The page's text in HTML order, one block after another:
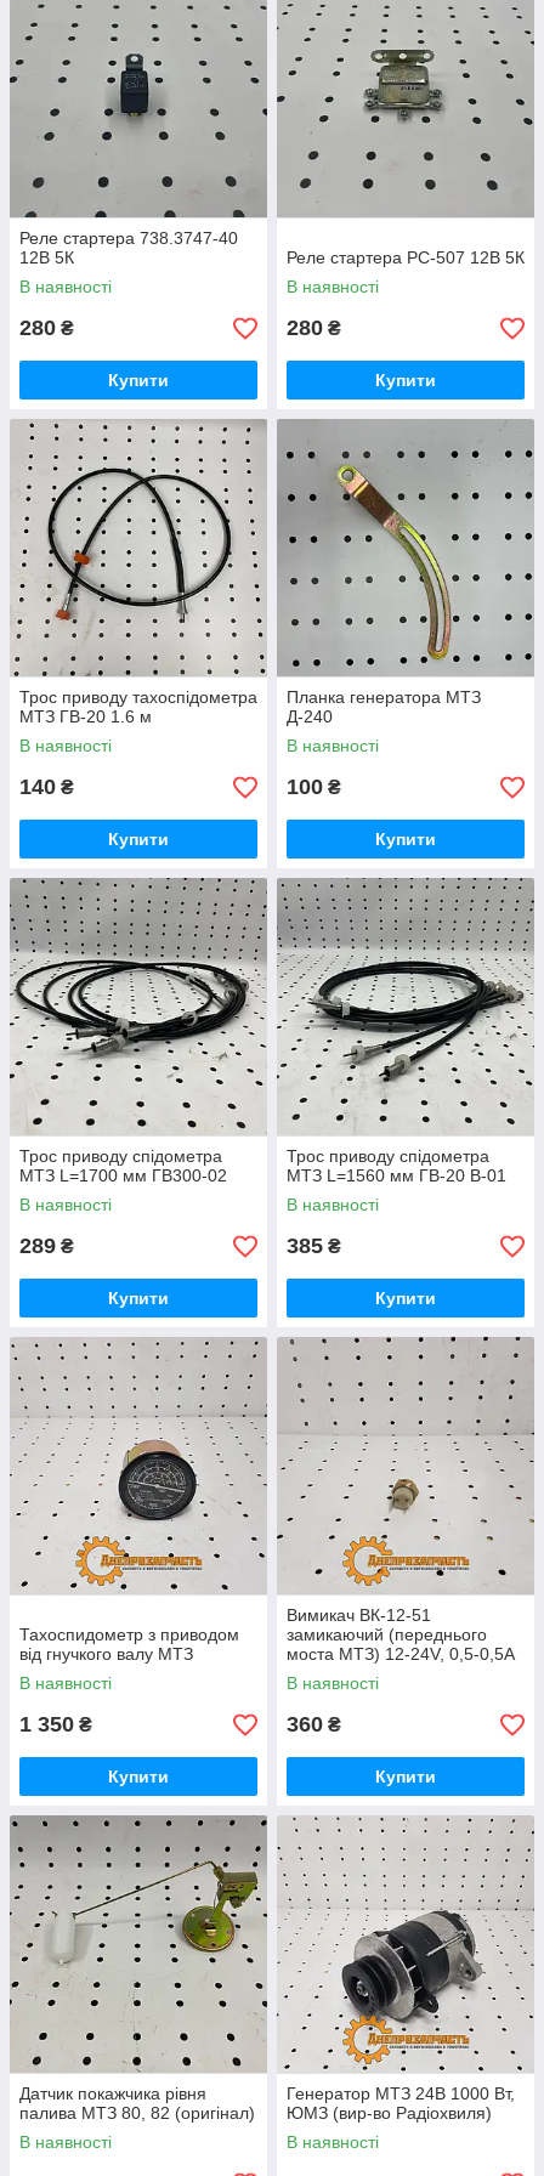
Доставка по Україні, готовність і наявність можливості
співпрацювати з компаніями ближнього зарубіжжя.
Професійні консультанти, які розуміють специфіку
галузі.
Вам досить вибрати потрібний товар і оформити замовлення.
При необхідності вам надається консультативна допомога
щодо вибору форми оплати та способу її проведення.
Реле стартера 738.3747-40
12В 5К
В наявності
280 ₴
Купити
Реле стартера РС-507 12В 5К
В наявності
280 ₴
Купити
Трос приводу тахоспідометра
МТЗ ГВ-20 1.6 м
В наявності
140 ₴
Купити
Планка генератора МТЗ
Д-240
В наявності
100 ₴
Купити
Трос приводу спідометра
МТЗ L=1700 мм ГВ300-02
В наявності
289 ₴
Купити
Трос приводу спідометра
МТЗ L=1560 мм ГВ-20 В-01
В наявності
385 ₴
Купити
Тахоспидометр з приводом
від гнучкого валу МТЗ
В наявності
1 350 ₴
Купити
Вимикач ВК-12-51
замикаючий (переднього
моста МТЗ) 12-24V, 0,5-0,5А
В наявності
360 ₴
Купити
Датчик покажчика рівня
палива МТЗ 80, 82 (оригінал)
В наявності
Генератор МТЗ 24В 1000 Вт,
ЮМЗ (вир-во Радіохвиля)
В наявності